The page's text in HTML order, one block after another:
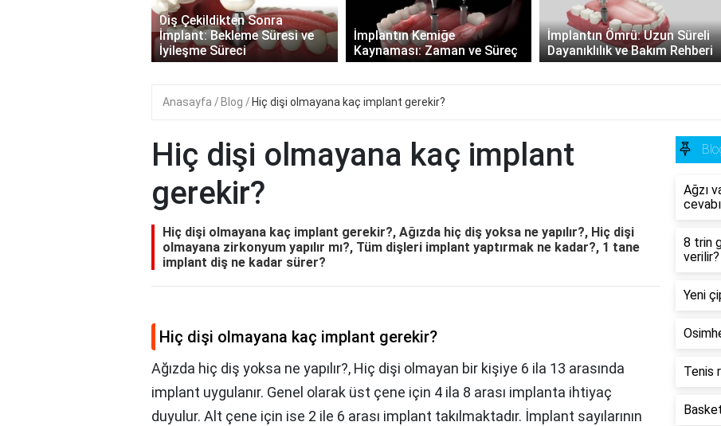
Diş Çekildikten Sonra
İmplant: Bekleme Süresi ve
İyileşme Süreci
İmplantın Kemiğe
Kaynaması: Zaman ve Süreç
İmplantın Ömrü: Uzun Süreli
Dayanıklılık ve Bakım Rehberi
‹
Anasayfa Blog Hiç dişi olmayana kaç implant gerekir?
Hiç dişi olmayana kaç implant
gerekir?
Hiç dişi olmayana kaç implant gerekir?, Ağızda hiç diş yoksa ne yapılır?, Hiç dişi
olmayana zirkonyum yapılır mı?, Tüm dişleri implant yaptırmak ne kadar?, 1 tane
implant diş ne kadar sürer?
Hiç dişi olmayana kaç implant gerekir?
Ağızda hiç diş yoksa ne yapılır?, Hiç dişi olmayan bir kişiye 6 ila 13 arasında
implant uygulanır. Genel olarak üst çene için 4 ila 8 arası implanta ihtiyaç
duyulur. Alt çene için ise 2 ile 6 arası implant takılmaktadır. İmplant sayılarının
Ağzı
8 trin
verilir?
Yeni
Tenis